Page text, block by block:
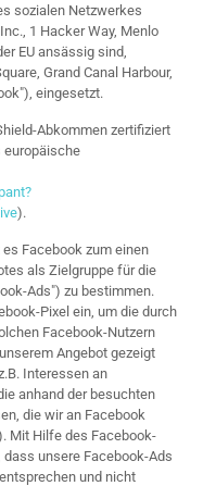
sozialen Netzwerkes
1 Hacker Way, Menlo
EU ansässig sind,
Grand Canal Harbour,
eingesetzt.
Abkommen zertifiziert
europäische
).
Facebook zum einen
als Zielgruppe für die
Ads") zu bestimmen.
Pixel ein, um die durch
Facebook-Nutzern
Angebot gezeigt
Interessen an
anhand der besuchten
die wir an Facebook
Mit Hilfe des Facebook-
unsere Facebook-Ads
und nicht